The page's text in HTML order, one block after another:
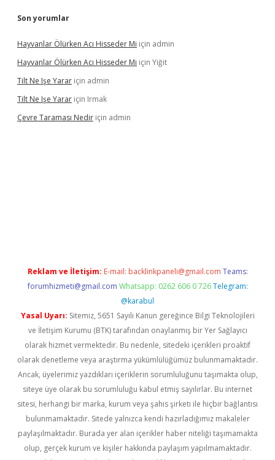
Son yorumlar
Hayvanlar Ölürken Acı Hisseder Mi için admin
Hayvanlar Ölürken Acı Hisseder Mi için Yiğit
Tilt Ne Işe Yarar için admin
Tilt Ne Işe Yarar için Irmak
Çevre Taraması Nedir için admin
Reklam ve İletişim: E-mail: backlinkpaneli@gmail.com Teams:
forumhizmeti@gmail.com Whatsapp: 0262 606 0 726 Telegram:
@karabul
Yasal Uyarı: Sitemiz, 5651 Sayılı Kanun gereğince Bilgi Teknolojileri
ve İletişim Kurumu (BTK) tarafından onaylanmış bir Yer Sağlayıcı
olarak hizmet vermektedir. Bu nedenle, sitedeki içerikleri proaktif
olarak denetleme veya araştırma yükümlülüğümüz bulunmamaktadır.
Ancak, üyelerimiz yazdıkları içeriklerin sorumluluğunu taşımakta olup,
siteye üye olarak bu sorumluluğu kabul etmiş sayılırlar. Bu internet
sitesi, herhangi bir marka, kurum veya şahıs şirketi ile hiçbir bağlantısı
bulunmamaktadır. Sitede yalnızca kendi hazırladığımız makaleler
paylaşılmaktadır. Burada yer alan içerikler haber niteliği taşımamakta
olup, gerçek kurum ve kişiler hakkında paylaşım yapılmamaktadır.